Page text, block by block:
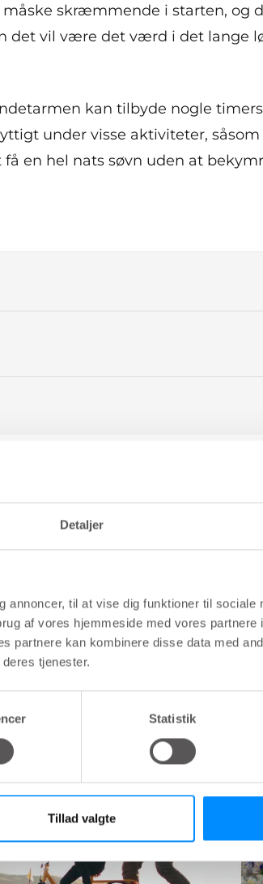
Detaljer
annoncer, til at vise dig funktioner til sociale
af vores hjemmeside med vores partnere
partnere kan kombinere disse data med
tjenester.
Statistik
Tillad valgte
skræmmende i starten, og
det vil være det værd i det lange
kan tilbyde nogle
under visse aktiviteter, såsom
en hel nats søvn uden at